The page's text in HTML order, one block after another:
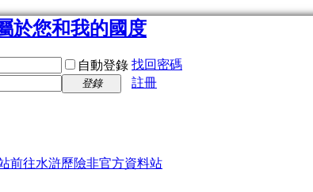
自動登錄 找回密碼
登錄
註冊
前往水滸歷險非官方資料站